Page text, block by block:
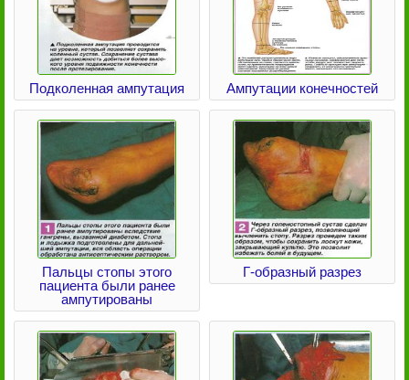
Подколенная ампутация Ампутации конечностей
Пальцы стопы этого
пациента были ранее
ампутированы
Г-образный разрез